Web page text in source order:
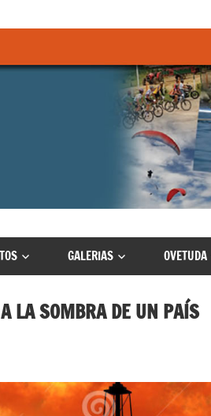
GALERIAS OVETUDA
LA SOMBRA DE UN PAÍS